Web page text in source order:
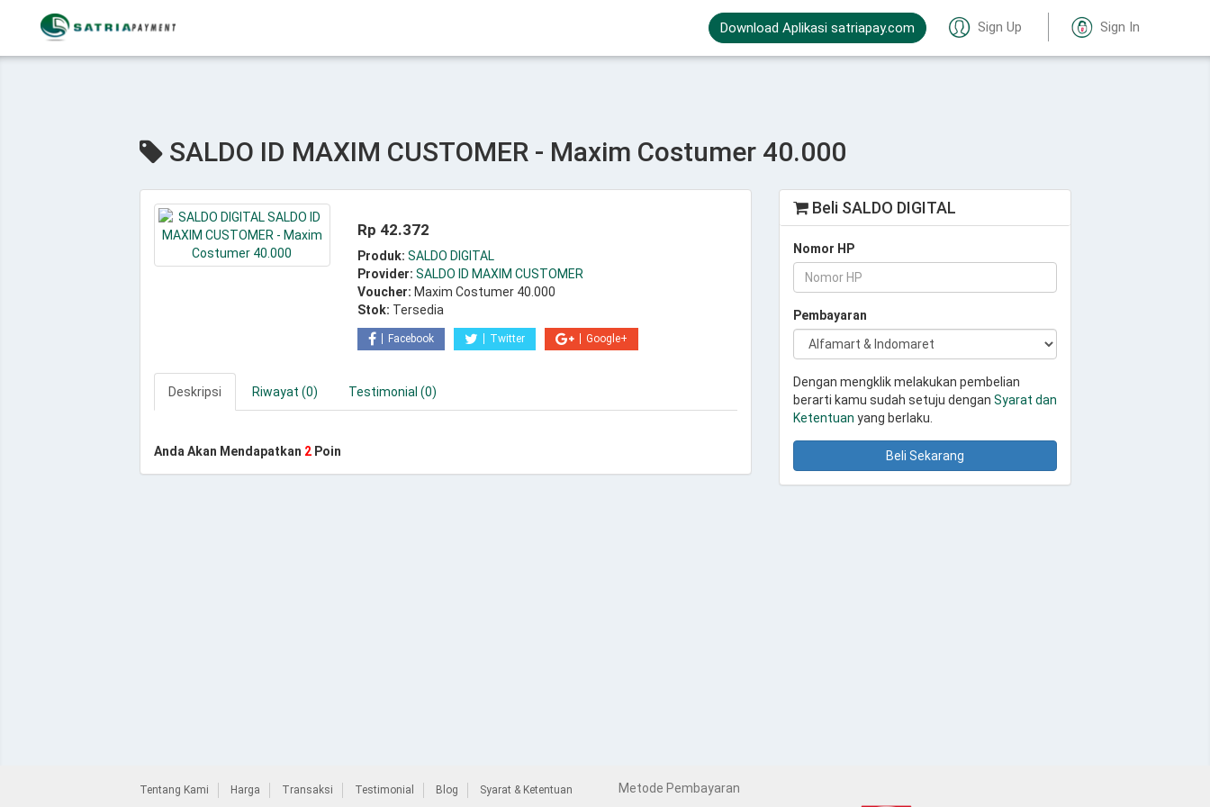
Download Aplikasi satriapay.com Sign Up Sign In
SALDO ID MAXIM CUSTOMER - Maxim Costumer 40.000
Rp 42.372
Produk: SALDO DIGITAL
Provider: SALDO ID MAXIM CUSTOMER
Voucher: Maxim Costumer 40.000
Stok: Tersedia
Facebook Twitter Google+
Deskripsi Riwayat (0) Testimonial (0)
Anda Akan Mendapatkan 2Poin
Beli SALDO DIGITAL
Nomor HP
Pembayaran
Dengan mengklik melakukan pembelian
berarti kamu sudah setuju dengan Syarat dan
Ketentuan yang berlaku.
Beli Sekarang
Tentang Kami Harga Transaksi Testimonial Blog Syarat & Ketentuan Metode Pembayaran